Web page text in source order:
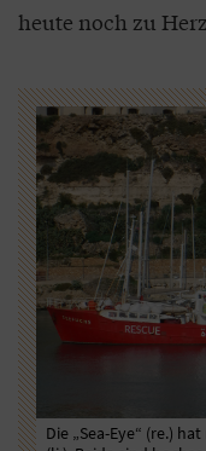
heute noch zu
Der Kurs der „Sea-